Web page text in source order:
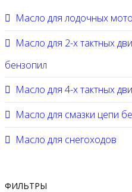
Масло для лодочных
Масло для 2-х тактных
бензопил
Масло для 4-х тактных
Масло для смазки цепи
Масло для снегоходов
ФИЛЬТРЫ